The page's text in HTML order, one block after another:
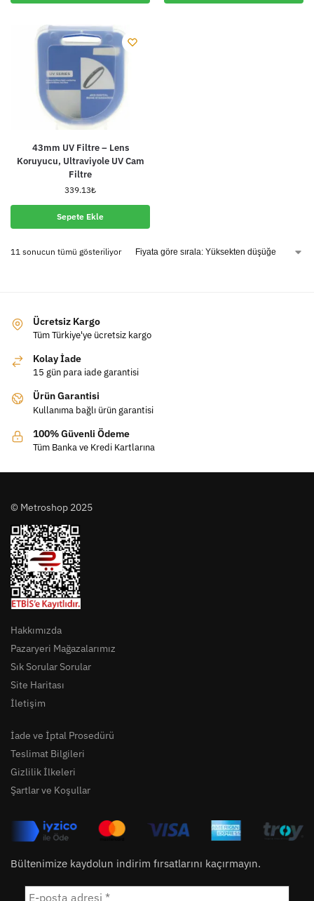
43mm UV Filtre – Lens
Koruyucu, Ultraviyole UV Cam
Filtre
339.13₺
Sepete Ekle
11 sonucun tümü gösteriliyor
Ücretsiz Kargo
Tüm Türkiye'ye ücretsiz kargo
Kolay İade
15 gün para iade garantisi
Ürün Garantisi
Kullanıma bağlı ürün garantisi
100% Güvenli Ödeme
Tüm Banka ve Kredi Kartlarına
© Metroshop 2025
Hakkımızda
Pazaryeri Mağazalarımız
Sık Sorular Sorular
Site Haritası
İletişim
İade ve İptal Prosedürü
Teslimat Bilgileri
Gizlilik İlkeleri
Şartlar ve Koşullar
Bültenimize kaydolun indirim fırsatlarını kaçırmayın.